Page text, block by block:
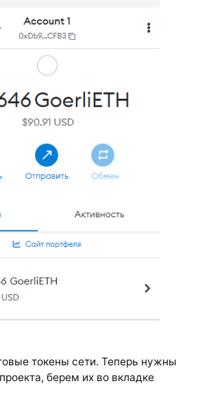
токены сети. Теперь нужны
берем их во вкладке